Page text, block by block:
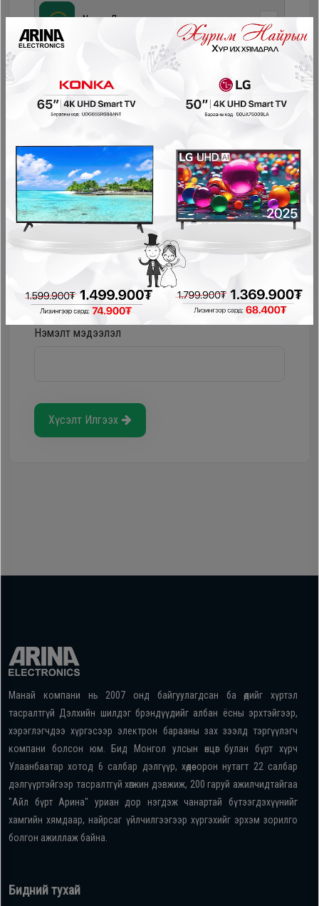
Дагалдах
хэрэгсэл
Numur Лизинг
Соно сонгодог зээл
NetPay - Шимтгэлгүй ав, хүүгүй төл
Pocket - урьдчилгаагүй, шимтгэлгүй
Storepay - урьдчилгаагүй, хүүгүй, шимтгэлгүй
Нэмэлт мэдээлэл
Хүсэлт Илгээх
Манай компани нь 2007 онд байгуулагдсан ба өдийг хүртэл
тасралтгүй Дэлхийн шилдэг брэндүүдийг албан ёсны эрхтэйгээр,
хэрэглэгчдээ хүргэсээр электрон барааны зах зээлд тэргүүлэгч
компани болсон юм. Бид Монгол улсын өнцөг булан бүрт хүрч
Улаанбаатар хотод 6 салбар дэлгүүр, хөдөө орон нутагт 22 салбар
дэлгүүртэйгээр тасралтгүй хөгжин дэвжиж, 200 гаруй ажилчидтайгаа
"Айл бүрт Арина" уриан дор нэгдэж чанартай бүтээгдэхүүнийг
хамгийн хямдаар, найрсаг үйлчилгээгээр хүргэхийг эрхэм зорилго
болгон ажиллаж байна.
Бидний тухай